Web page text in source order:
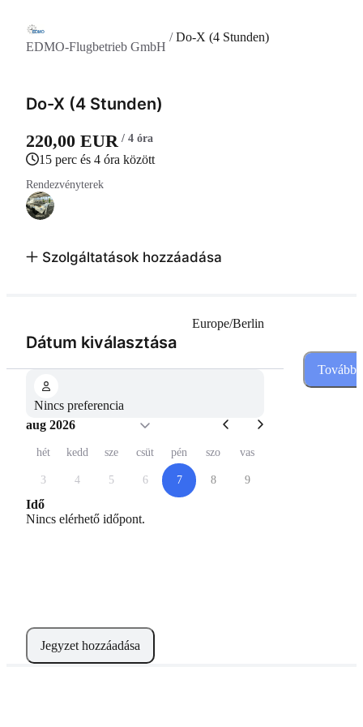
EDMO-Flugbetrieb GmbH
/Do-X (4 Stunden)
Do-X (4 Stunden)
220,00 EUR / 4 óra
15 perc és 4 óra között
Rendezvényterek
Szolgáltatások hozzáadása
Dátum kiválasztása(Lépés 1 a 3-ból)
Europe/Berlin
Nincs preferencia
aug 2026
hét kedd sze csüt pén szo vas
3 4 5 6 7 8 9
Idő
Nincs elérhető időpont.
Jegyzet hozzáadása
Tovább